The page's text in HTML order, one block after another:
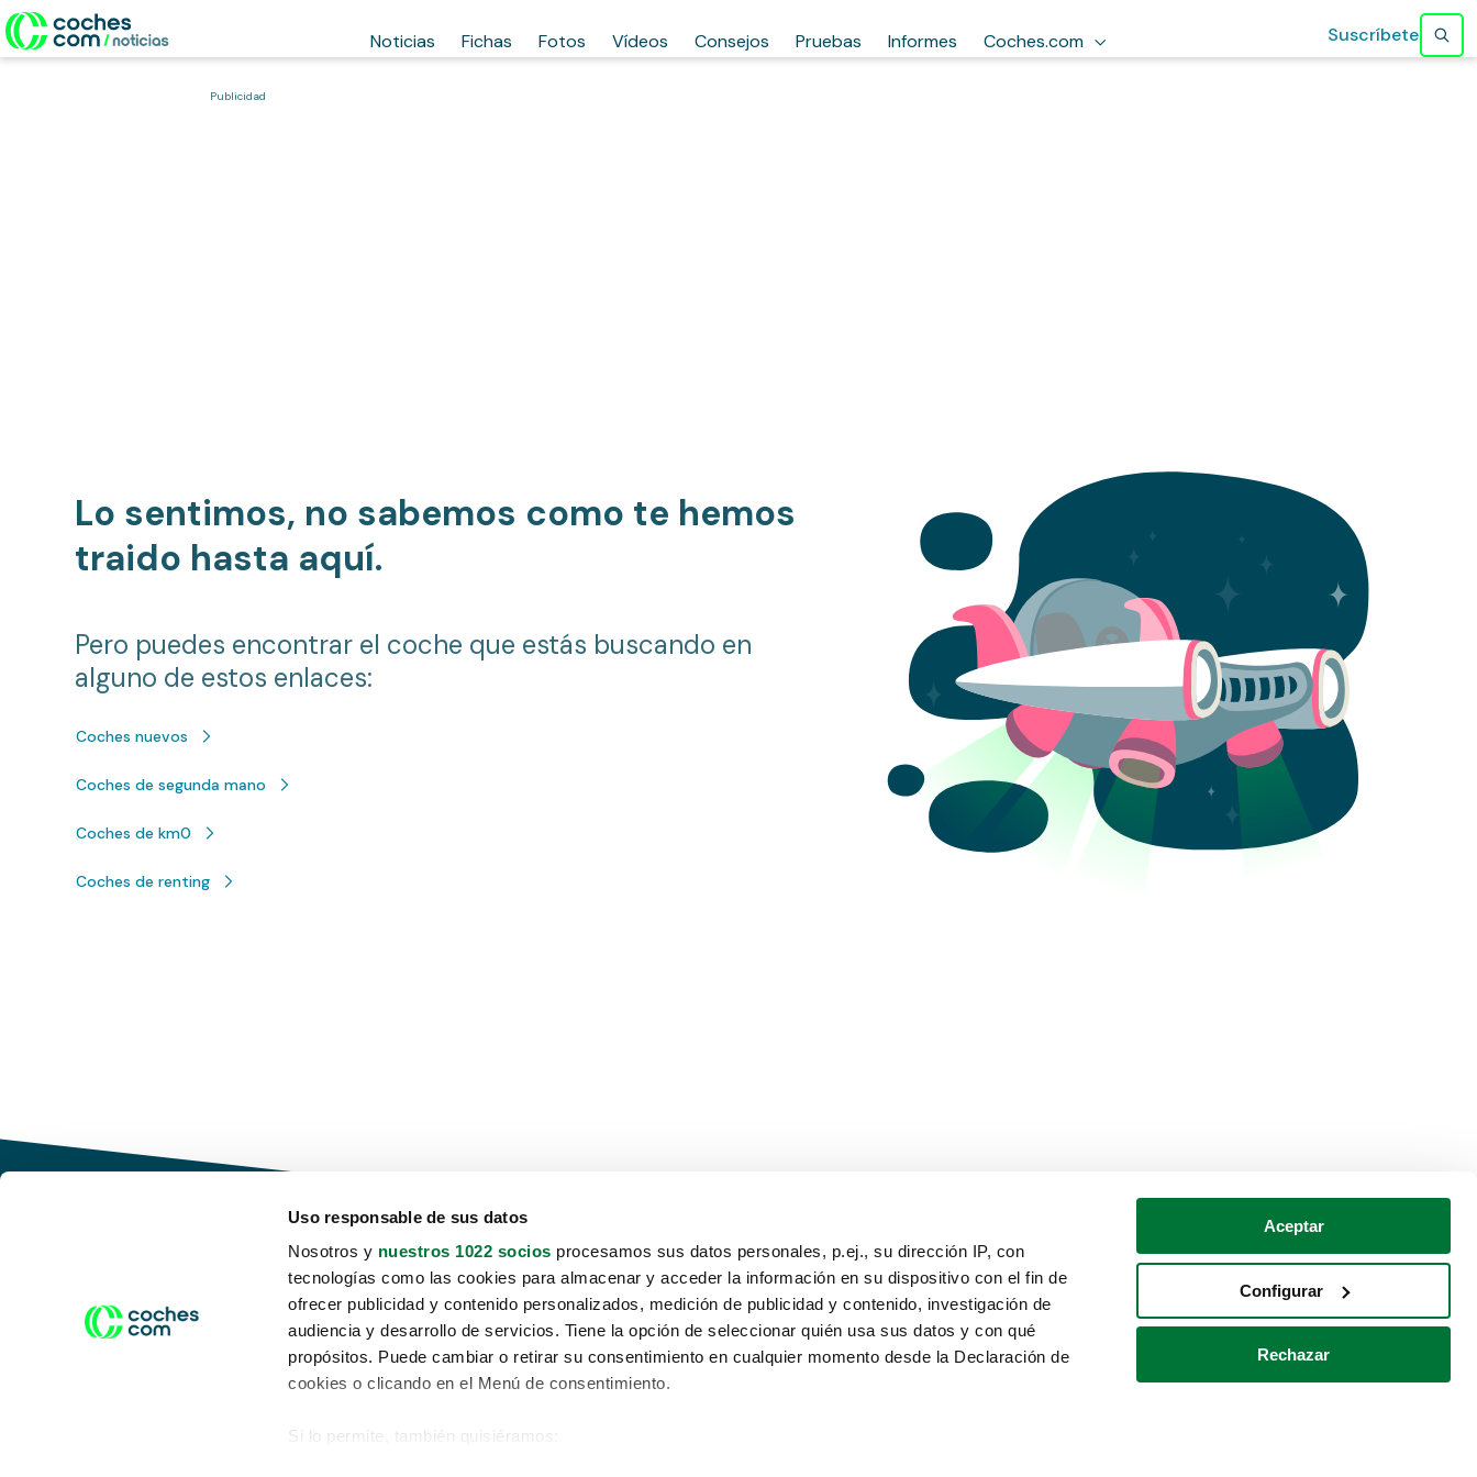
Uso responsable de sus datos
Nosotros y nuestros 1022 socios procesamos sus datos personales, p.ej., su dirección IP, con
tecnologías como las cookies para almacenar y acceder la información en su dispositivo con el fin de
ofrecer publicidad y contenido personalizados, medición de publicidad y contenido, investigación de
audiencia y desarrollo de servicios. Tiene la opción de seleccionar quién usa sus datos y con qué
propósitos. Puede cambiar o retirar su consentimiento en cualquier momento desde la Declaración de
cookies o clicando en el Menú de consentimiento.
Si lo permite, también quisiéramos:
Aceptar
Configurar
Rechazar
Noticias Fichas Fotos Vídeos Consejos Pruebas Informes Coches.com Suscríbete
Publicidad
Lo sentimos, no sabemos como te hemos
traido hasta aquí.
Pero puedes encontrar el coche que estás buscando en
alguno de estos enlaces:
Coches nuevos
Coches de segunda mano
Coches de km0
Coches de renting
Conduce tu futuro,
desata tu movilidad